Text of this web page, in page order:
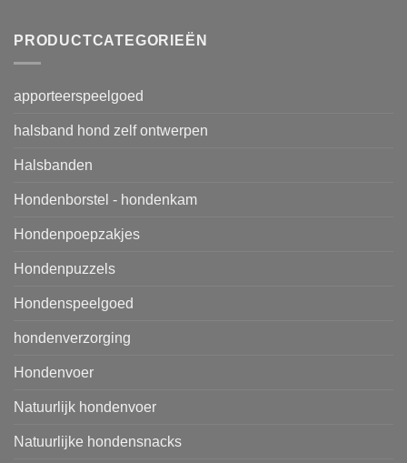
PRODUCTCATEGORIEËN
apporteerspeelgoed
halsband hond zelf ontwerpen
Halsbanden
Hondenborstel - hondenkam
Hondenpoepzakjes
Hondenpuzzels
Hondenspeelgoed
hondenverzorging
Hondenvoer
Natuurlijk hondenvoer
Natuurlijke hondensnacks